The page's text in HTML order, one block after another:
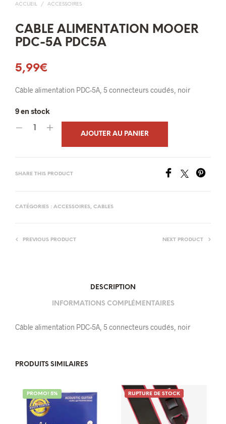
ACCUEIL / ACCESSOIRES
CABLE ALIMENTATION MOOER
PDC-5A PDC5A
5,99€
Câble alimentation PDC-5A, 5 connecteurs coudés, noir
9 en stock
AJOUTER AU PANIER
SHARE THIS PRODUCT
CATÉGORIES : ACCESSOIRES, CABLES
PREVIOUS PRODUCT NEXT PRODUCT
DESCRIPTION
INFORMATIONS COMPLÉMENTAIRES
Câble alimentation PDC-5A, 5 connecteurs coudés, noir
PRODUITS SIMILAIRES
PROMO! 5% RUPTURE DE STOCK